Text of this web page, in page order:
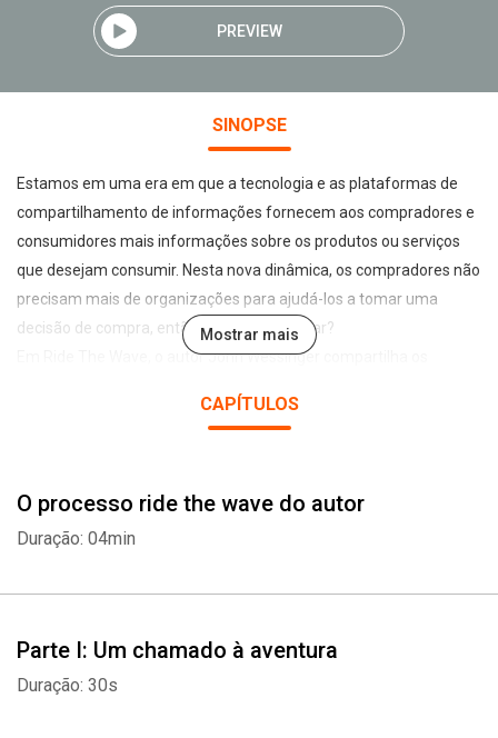
PREVIEW
SINOPSE
Estamos em uma era em que a tecnologia e as plataformas de
compartilhamento de informações fornecem aos compradores e
consumidores mais informações sobre os produtos ou serviços
que desejam consumir. Nesta nova dinâmica, os compradores não
precisam mais de organizações para ajudá-los a tomar uma
decisão de compra, então como se destacar?
Em Ride The Wave, o autor John Wessinger compartilha os
vendas e marketing a superar os novos desafios da área. Avaliar,
fundamentais para ter sucesso.
Mostrar mais
CAPÍTULOS
O processo ride the wave do autor
Duração: 04min
Parte I: Um chamado à aventura
Duração: 30s